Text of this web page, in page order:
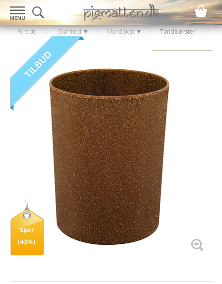
Forside > Skønhed ▼ > Mundpleje▼ > Tandbørster
Spar
(43%)